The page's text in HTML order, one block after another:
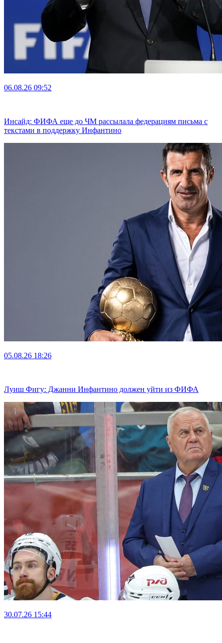
06.08.26 09:52
Инсайд: ФИФА еще до ЧМ рассылала федерациям письма с
текстами в поддержку Инфантино
05.08.26 18:26
Луиш Фигу: Джанни Инфантино должен уйти из ФИФА
30.07.26 15:44